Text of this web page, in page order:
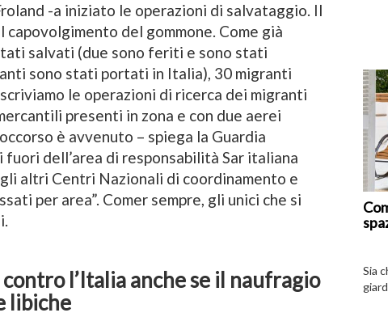
-a iniziato le operazioni di salvataggio. Il
capovolgimento del gommone. Come già
salvati (due sono feriti e sono stati
sono stati portati in Italia), 30 migranti
le operazioni di ricerca dei migranti
presenti in zona e con due aerei
è avvenuto – spiega la Guardia
fuori dell’area di responsabilità Sar italiana
altri Centri Nazionali di coordinamento e
per area”. Comer sempre, gli unici che si
l’Italia anche se il naufragio
libiche
Sia